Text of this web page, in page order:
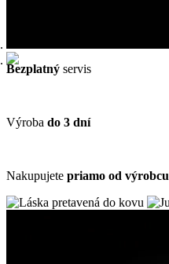
Bezplatný servis
Výroba do 3 dní
Nakupujete priamo od výrobcu